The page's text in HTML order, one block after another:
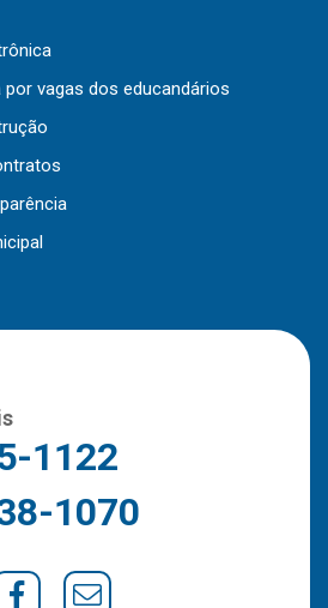
vagas dos educandários
1122
1070